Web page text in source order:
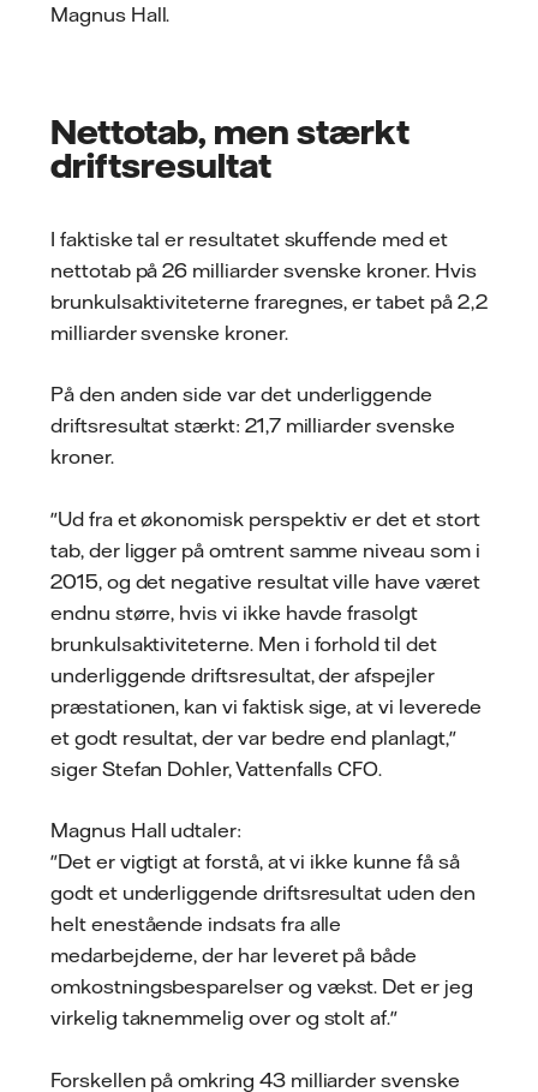
Magnus Hall.
Nettotab, men stærkt
driftsresultat
I faktiske tal er resultatet skuffende med et
nettotab på 26 milliarder svenske kroner. Hvis
brunkulsaktiviteterne fraregnes, er tabet på 2,2
milliarder svenske kroner.
På den anden side var det underliggende
driftsresultat stærkt: 21,7 milliarder svenske
kroner.
"Ud fra et økonomisk perspektiv er det et stort
tab, der ligger på omtrent samme niveau som i
2015, og det negative resultat ville have været
endnu større, hvis vi ikke havde frasolgt
brunkulsaktiviteterne. Men i forhold til det
underliggende driftsresultat, der afspejler
præstationen, kan vi faktisk sige, at vi leverede
et godt resultat, der var bedre end planlagt,"
siger Stefan Dohler, Vattenfalls CFO.
Magnus Hall udtaler:
"Det er vigtigt at forstå, at vi ikke kunne få så
godt et underliggende driftsresultat uden den
helt enestående indsats fra alle
medarbejderne, der har leveret på både
omkostningsbesparelser og vækst. Det er jeg
virkelig taknemmelig over og stolt af."
Forskellen på omkring 43 milliarder svenske